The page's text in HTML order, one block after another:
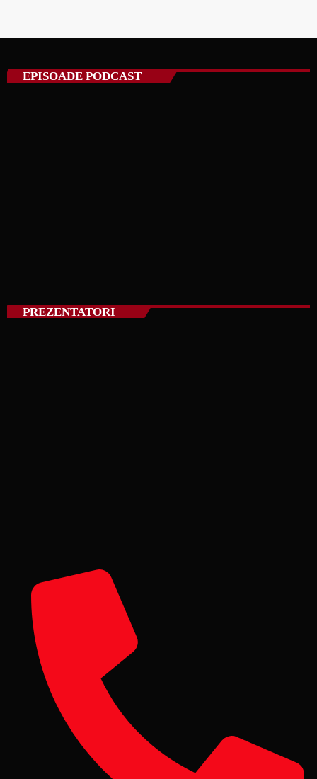
EPISOADE PODCAST
PREZENTATORI